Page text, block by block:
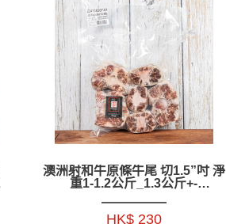
澳洲射和牛原條牛尾 切1.5”吋 淨
重1-1.2公斤_1.3公斤+-
HK$ 230